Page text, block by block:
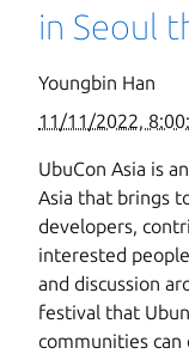
in Seoul
Youngbin Han
11/11/2022,
UbuCon Asia is
Asia that brings
developers,
interested
and discussion
festival that
communities can